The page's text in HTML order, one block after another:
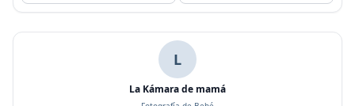
L
La Kámara de mamá